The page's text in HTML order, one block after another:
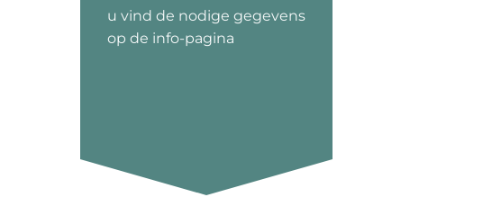
u vind de nodige gegevens
op de info-pagina